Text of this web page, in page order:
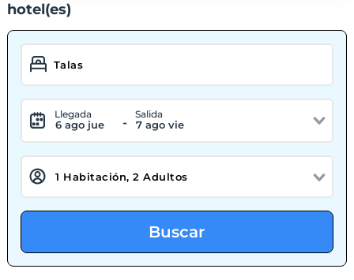
hotel(es)
Llegada
6 ago jue -
Salida
7 ago vie
Buscar